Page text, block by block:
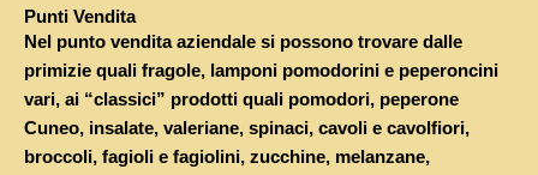
Punti Vendita
Nel punto vendita aziendale si possono trovare dalle
primizie quali fragole, lamponi pomodorini e peperoncini
vari, ai “classici” prodotti quali pomodori, peperone
Cuneo, insalate, valeriane, spinaci, cavoli e cavolfiori,
broccoli, fagioli e fagiolini, zucchine, melanzane,